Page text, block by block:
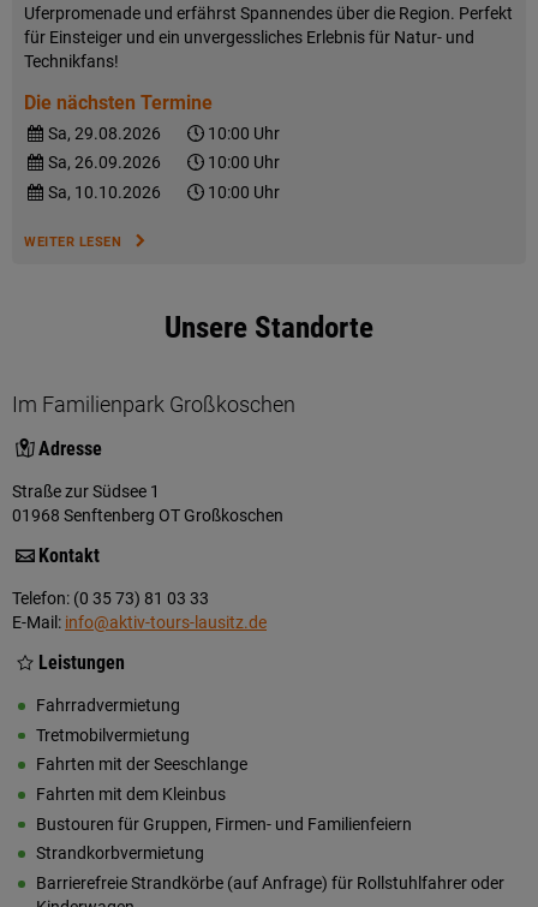
Uferpromenade und erfährst Spannendes über die Region. Perfekt
für Einsteiger und ein unvergessliches Erlebnis für Natur- und
Technikfans!
Die nächsten Termine
Sa, 29.08.2026
10:00 Uhr
Sa, 26.09.2026
10:00 Uhr
Sa, 10.10.2026
10:00 Uhr
WEITER LESEN
Unsere Standorte
Im Familienpark Großkoschen
Adresse
Straße zur Südsee 1
01968 Senftenberg OT Großkoschen
Kontakt
Telefon: (0 35 73) 81 03 33
E-Mail: info@aktiv-tours-lausitz.de
Leistungen
Fahrradvermietung
Tretmobilvermietung
Fahrten mit der Seeschlange
Fahrten mit dem Kleinbus
Bustouren für Gruppen, Firmen- und Familienfeiern
Strandkorbvermietung
Barrierefreie Strandkörbe (auf Anfrage) für Rollstuhlfahrer oder